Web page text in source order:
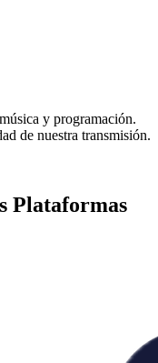
y programación.
de nuestra transmisión.
Plataformas